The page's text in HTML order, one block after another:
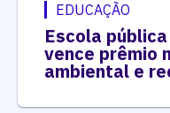
EDUCAÇÃO
Escola
vence prêmio
ambiental e